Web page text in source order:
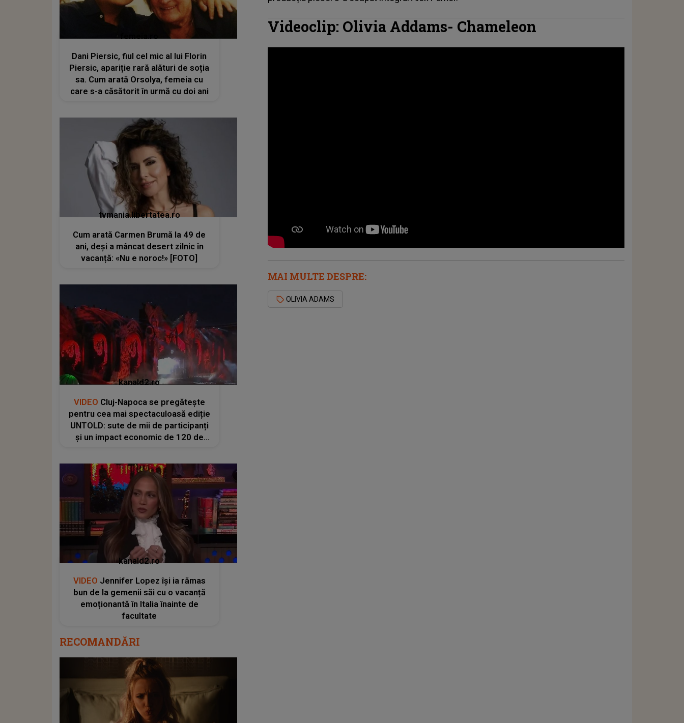
Videoclip: Olivia Addams- Chameleon
MAI MULTE DESPRE:
OLIVIA ADAMS
femeia.ro
Dani Piersic, fiul cel mic al lui Florin
Piersic, apariție rară alături de soția
sa. Cum arată Orsolya, femeia cu
care s-a căsătorit în urmă cu doi ani
tvmania.libertatea.ro
Cum arată Carmen Brumă la 49 de
ani, deși a mâncat desert zilnic în
vacanță: «Nu e noroc!» [FOTO]
kanald2.ro
VIDEO Cluj-Napoca se pregătește
pentru cea mai spectaculoasă ediție
UNTOLD: sute de mii de participanți
și un impact economic de 120 de
kanald2.ro
VIDEO Jennifer Lopez își ia rămas
bun de la gemenii săi cu o vacanță
emoționantă în Italia înainte de
facultate
RECOMANDĂRI